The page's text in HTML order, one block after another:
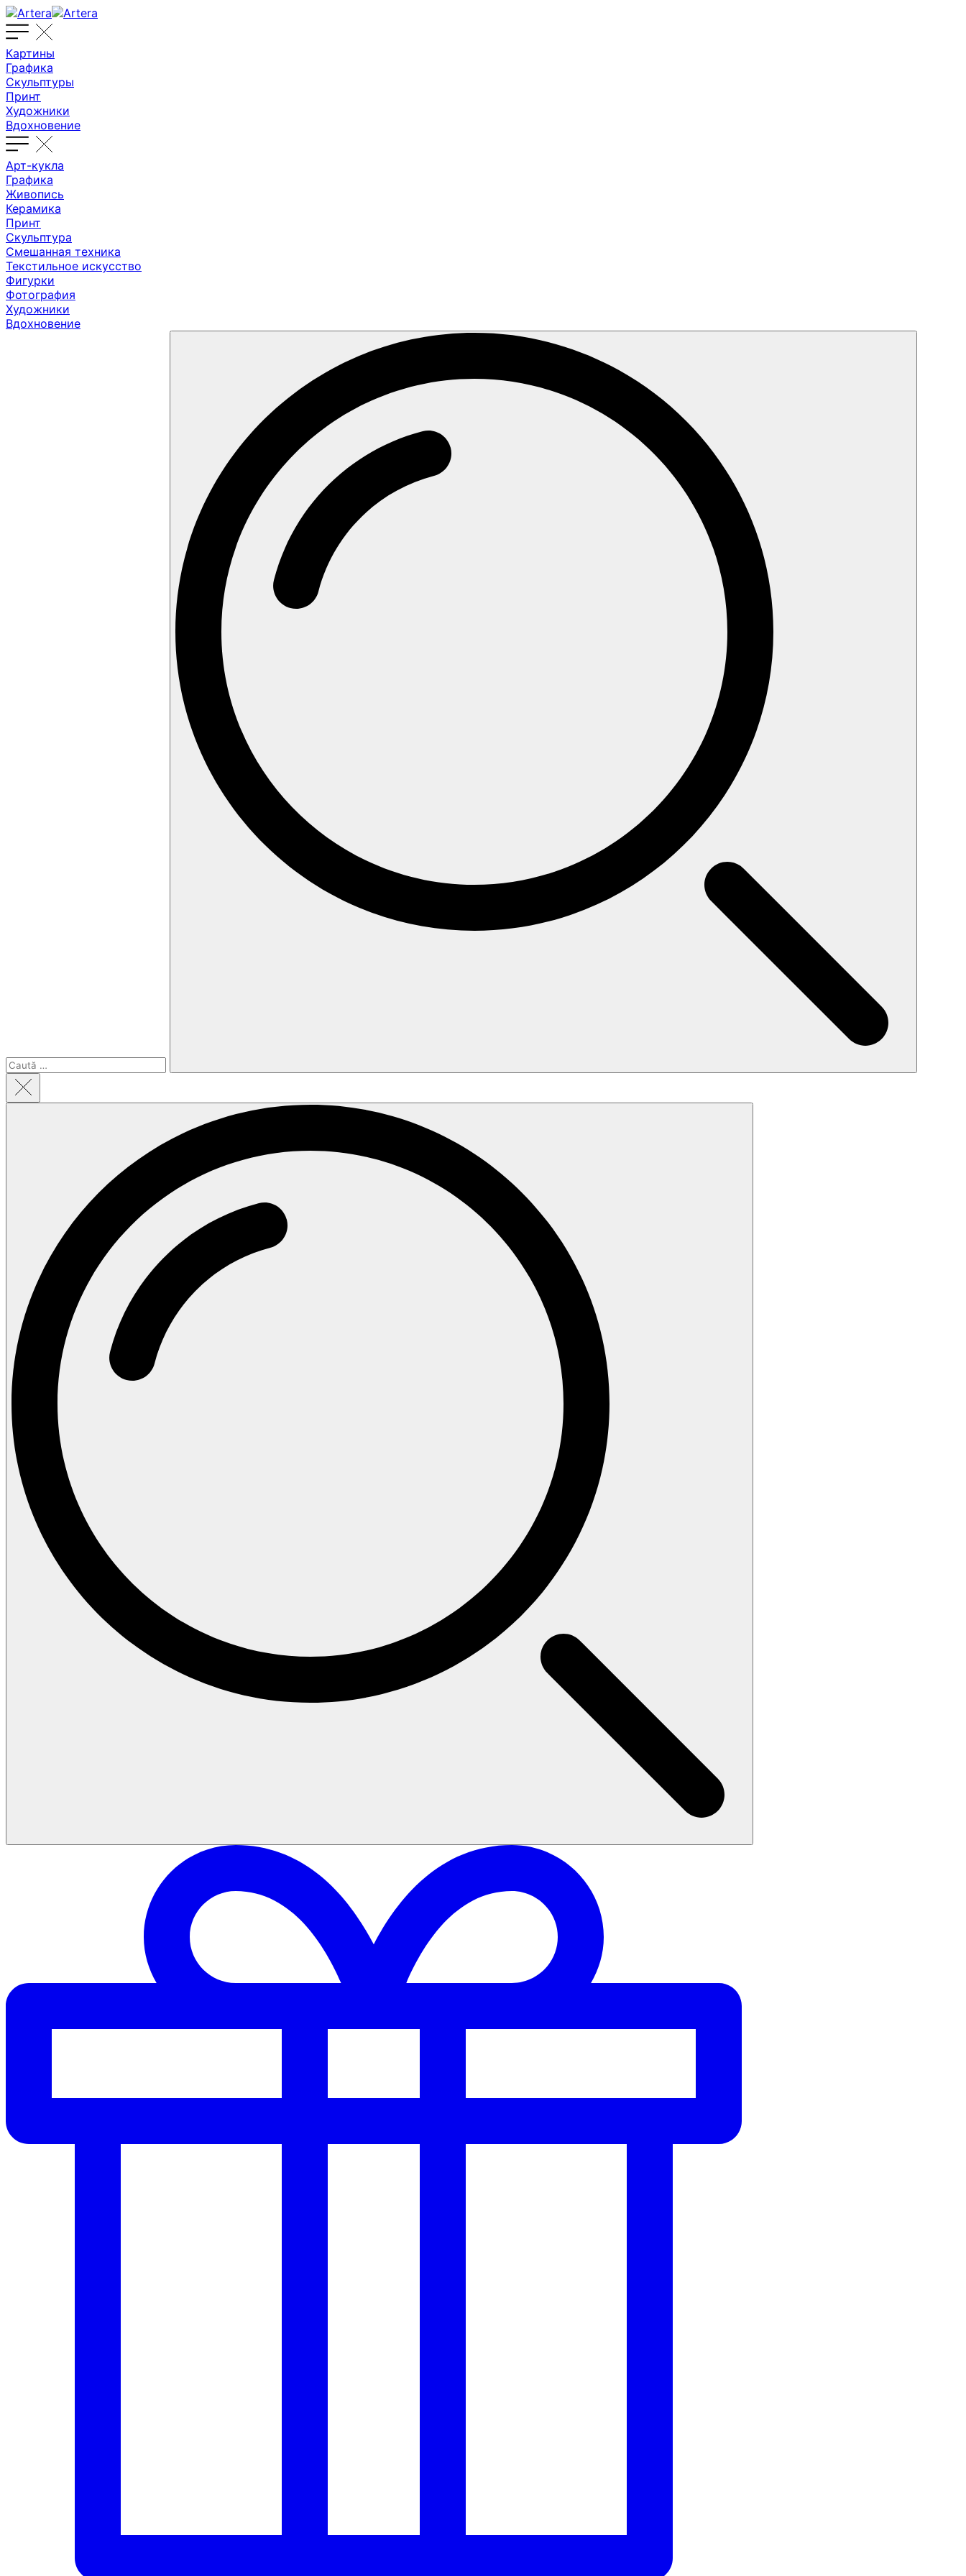
Картины
Графика
Скульптуры
Принт
Художники
Вдохновение
Арт-кукла
Графика
Живопись
Керамика
Принт
Скульптура
Смешанная техника
Текстильное искусство
Фигурки
Фотография
Художники
Вдохновение